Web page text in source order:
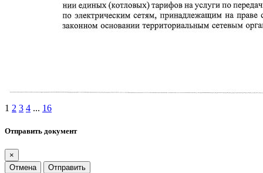
1 2 3 4 ... 16
Отправить документ
×
Отмена
Отправить